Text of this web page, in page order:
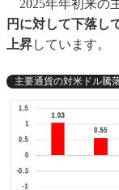
2025年年初来の
円に対して下落し
上昇しています。
主要通貨の対米ドル騰